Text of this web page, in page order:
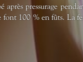
après pressurage
100 % en fûts. La